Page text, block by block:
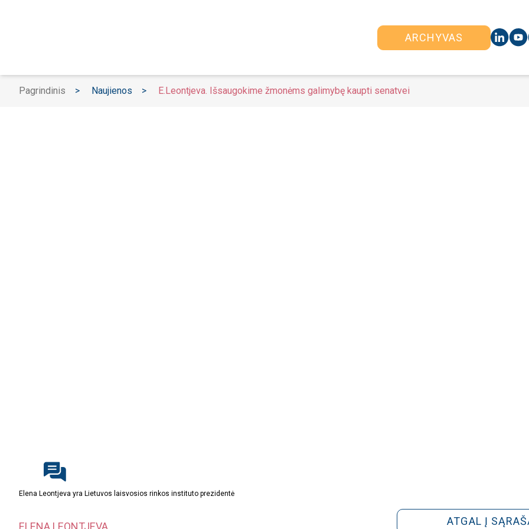
ARCHYVAS
Pagrindinis > Naujienos > E.Leontjeva. Išsaugokime žmonėms galimybę kaupti senatvei
Elena Leontjeva yra Lietuvos laisvosios rinkos instituto prezidentė
ATGAL Į